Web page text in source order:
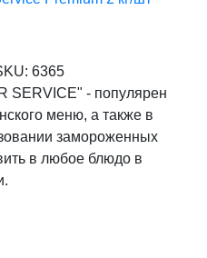
6365
SERVICE" - популярен
меню, а также в
замороженных
в любое блюдо в